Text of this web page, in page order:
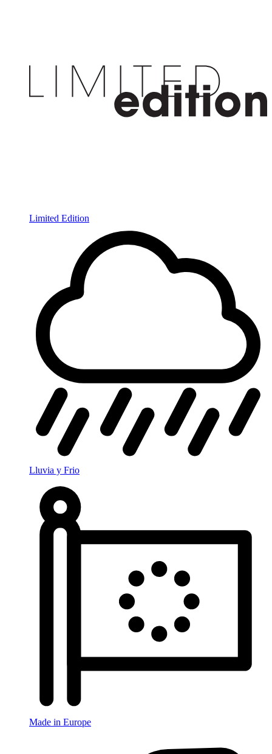
Limited Edition
Lluvia y Frio
Made in Europe